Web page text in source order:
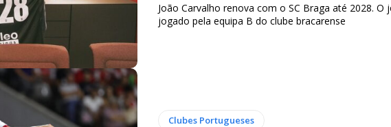
João Carvalho renova com o SC Braga até 2028.
jogado pela equipa B do clube bracarense
Clubes Portugueses